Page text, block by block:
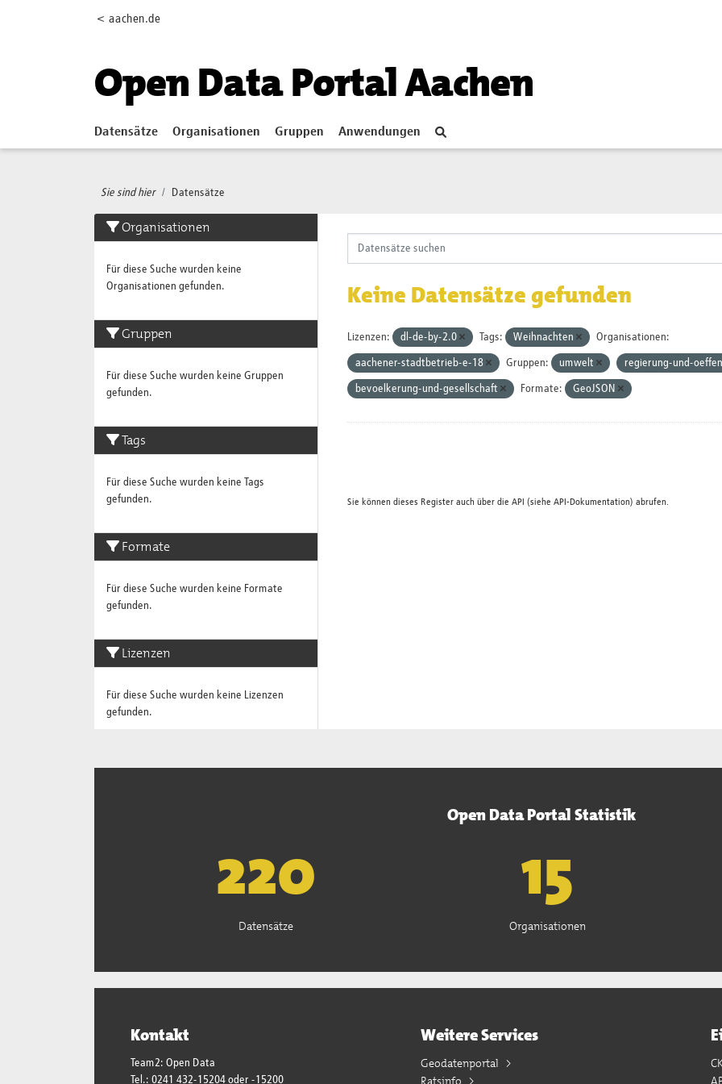
< aachen.de
Open Data Portal Aachen
Datensätze Organisationen Gruppen Anwendungen
Sie sind hier Datensätze
Organisationen
Für diese Suche wurden keine
Organisationen gefunden.
Gruppen
Für diese Suche wurden keine Gruppen
gefunden.
Tags
Für diese Suche wurden keine Tags
gefunden.
Formate
Für diese Suche wurden keine Formate
gefunden.
Lizenzen
Für diese Suche wurden keine Lizenzen
gefunden.
Keine Datensätze gefunden
Lizenzen: dl-de-by-2.0 Tags: Weihnachten Organisationen:
aachener-stadtbetrieb-e-18 Gruppen: umwelt regierung-und-
bevoelkerung-und-gesellschaft Formate: GeoJSON
Sie können dieses Register auch über die API (siehe API-Dokumentation) abrufen.
Open Data Portal Statistik
222
Datensätze
15
Organisationen
Kontakt
Team2: Open Data
Tel.: 0241 432-15204 oder -15200
Weitere Services
Geodatenportal
Ratsinfo